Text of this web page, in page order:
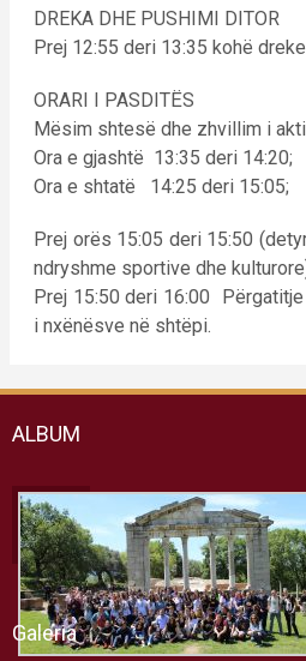
DREKA DHE PUSHIMI DITOR
Prej 12:55 deri 13:35 kohë
ORARI I PASDITËS
Mësim shtesë dhe zhvillim i
Ora e gjashtë 13:35 deri 14:20;
Ora e shtatë 14:25 deri 15:05;
Prej orës 15:05 deri 15:50
ndryshme sportive dhe
Prej 15:50 deri 16:00
i nxënësve në shtëpi.
ALBUM
Galeria